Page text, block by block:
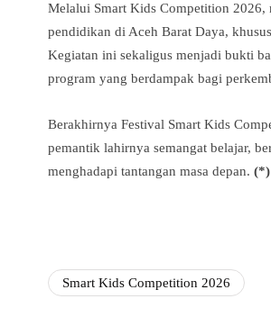
Melalui Smart Kids Competition 2026,
pendidikan di Aceh Barat Daya,
Kegiatan ini sekaligus menjadi bukti
program yang berdampak bagi
Berakhirnya Festival Smart Kids
pemantik lahirnya semangat belajar,
menghadapi tantangan masa depan. (*)
Smart Kids Competition 2026